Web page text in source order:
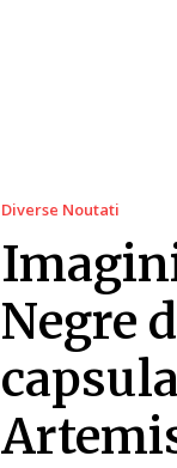
Diverse Noutati
Negre